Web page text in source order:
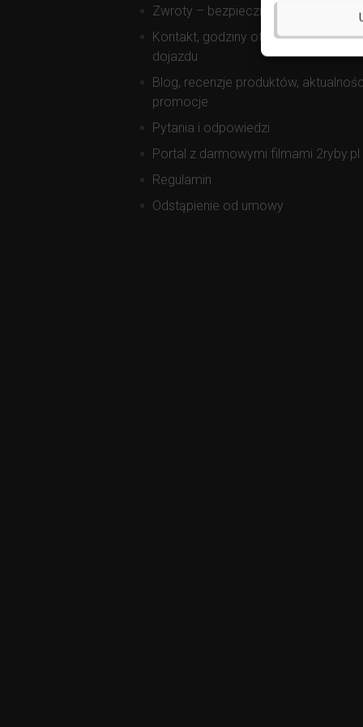
Zwroty – bezpieczne zakupy
Kontakt, godziny otwarcia, mapa
dojazdu
Blog, recenzje produktów,
promocje
Pytania i odpowiedzi
Portal z darmowymi filmami 2ryby.pl
Regulamin
Odstąpienie od umowy